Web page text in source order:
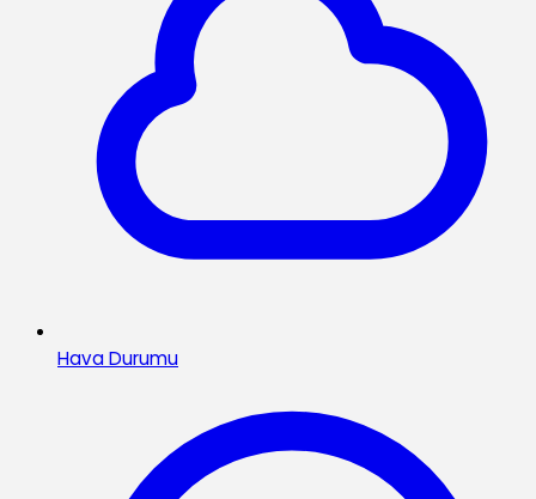
Hava Durumu